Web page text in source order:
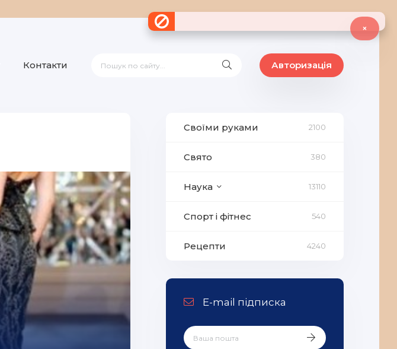
Контакти Авторизація
Своїми руками 2100
Свято 380
Наука 13110
Спорт і фітнес 540
Рецепти 4240
E-mail підписка
×